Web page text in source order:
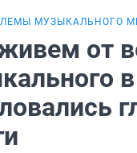
МУЗЫКАЛЬНОГО
от